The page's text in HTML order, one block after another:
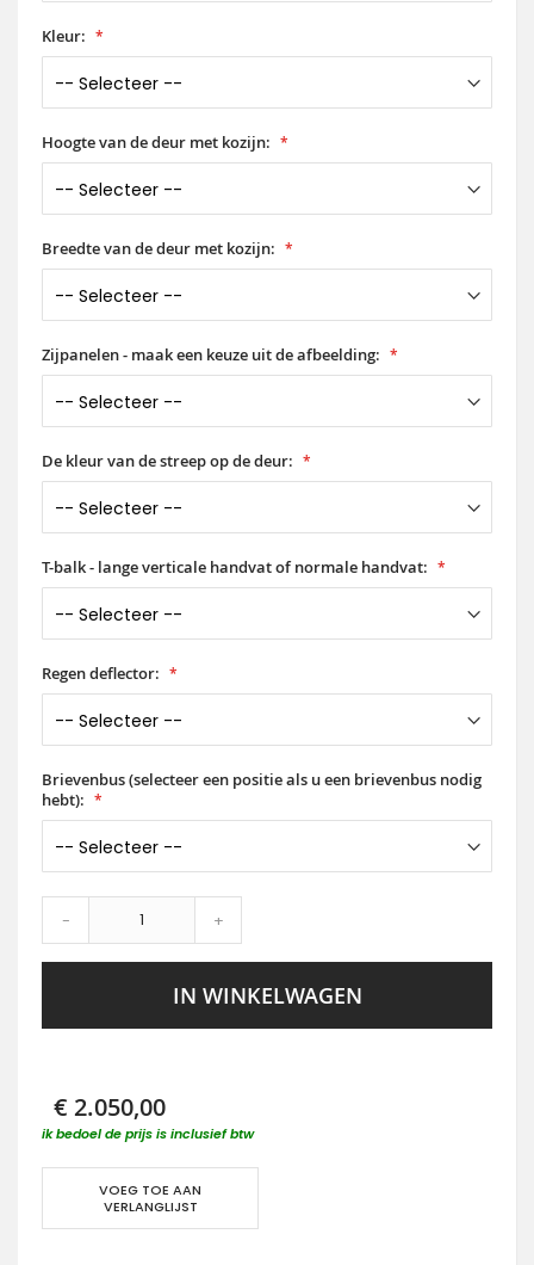
Kleur:
Hoogte van de deur met kozijn:
Breedte van de deur met kozijn:
Zijpanelen - maak een keuze uit de afbeelding:
De kleur van de streep op de deur:
T-balk - lange verticale handvat of normale handvat:
Regen deflector:
Brievenbus (selecteer een positie als u een brievenbus nodig
hebt):
- +
IN WINKELWAGEN
€ 2.050,00
ik bedoel de prijs is inclusief btw
VOEG TOE AAN
VERLANGLIJST